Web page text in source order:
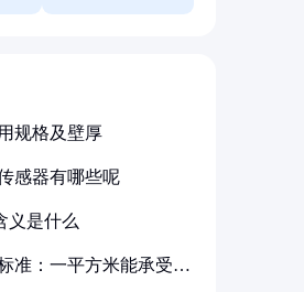
规格及壁厚
感器有哪些呢
义是什么
准：一平方米能承受多